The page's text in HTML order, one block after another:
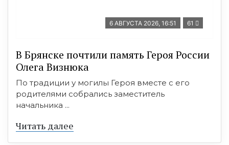
6 АВГУСТА 2026, 16:51 61
В Брянске почтили память Героя России
Олега Визнюка
По традиции у могилы Героя вместе с его
родителями собрались заместитель
начальника ...
Читать далее